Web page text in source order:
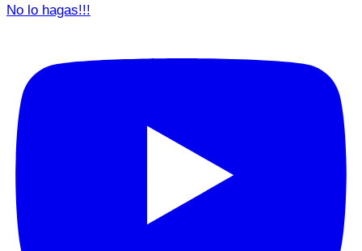
No lo hagas!!!